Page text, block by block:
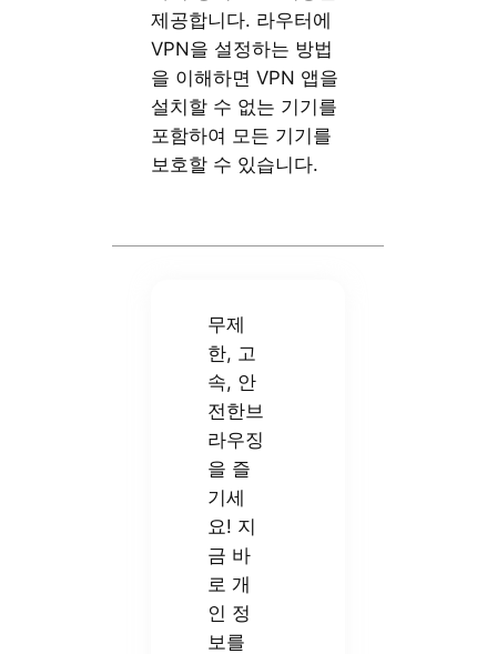
제공합니다. 라우터에
VPN을 설정하는 방법
을 이해하면 VPN 앱을
설치할 수 없는 기기를
포함하여 모든 기기를
보호할 수 있습니다.
무제
한, 고
속, 안
전한브
라우징
을 즐
기세
요! 지
금 바
로 개
인 정
보를